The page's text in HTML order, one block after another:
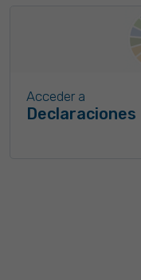
Acceder a
Declaraciones